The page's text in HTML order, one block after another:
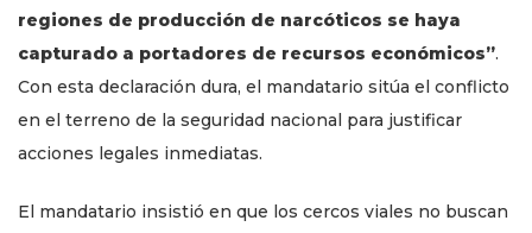
regiones de producción de narcóticos se haya
capturado a portadores de recursos económicos”.
Con esta declaración dura, el mandatario sitúa el conflicto
en el terreno de la seguridad nacional para justificar
acciones legales inmediatas.
El mandatario insistió en que los cercos viales no buscan